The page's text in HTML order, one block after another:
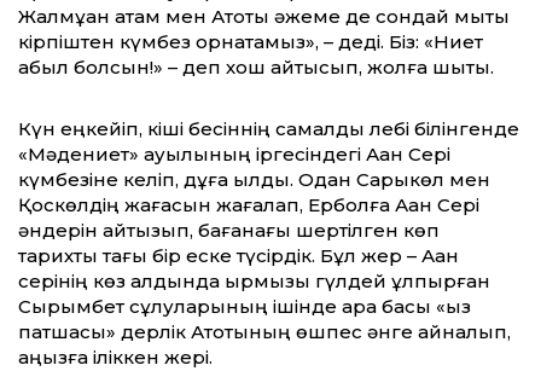
Жалмұқан атам мен Ақтоқты әжеме де сондай мықты
кірпіштен күмбез орнатамыз», – деді. Біз: «Ниет
қабыл болсын!» – деп хош айтысып, жолға шықтық.
Күн еңкейіп, кіші бесіннің самалды лебі білінгенде
«Мәдениет» ауылының іргесіндегі Ақан Сері
күмбезіне келіп, дұға қылдық. Одан Сарыкөл мен
Қоскөлдің жағасын жағалап, Ерболға Ақан Сері
әндерін айтқызып, бағанағы шертілген көп
тарихты тағы бір еске түсірдік. Бұл жер – Ақан
серінің көз алдында қырмызы гүлдей құлпырған
Сырымбет сұлуларының ішінде қара басы «қыз
патшасы» дерлік Ақтоқтының өшпес әнге айналып,
аңызға іліккен жері.